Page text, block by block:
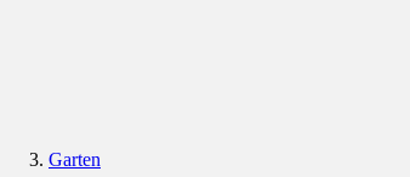
Garten